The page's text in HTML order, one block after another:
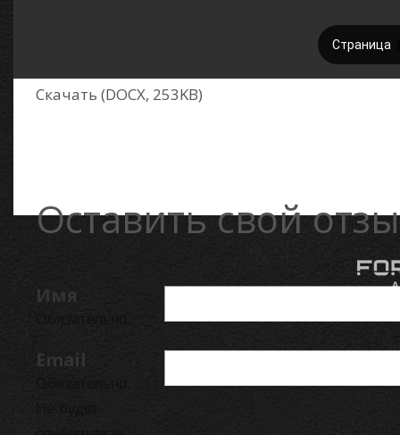
Скачать (DOCX, 253KB)
Оставить свой
Имя
Email